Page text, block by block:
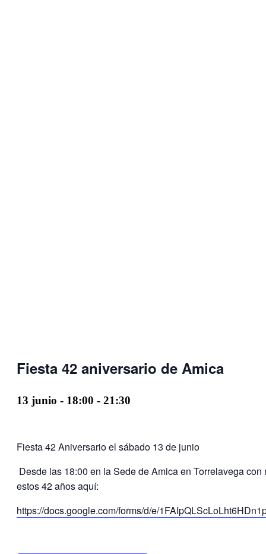
Fiesta 42 aniversario de Amica
13 junio - 18:00 - 21:30
Fiesta 42 Aniversario el sábado 13 de junio
Desde las 18:00 en la Sede de Amica en Torrelavega
estos 42 años aquí:
https://docs.google.com/forms/d/e/